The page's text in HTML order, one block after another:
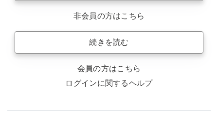
非会員の方はこちら
続きを読む
会員の方はこちら
ログインに関するヘルプ